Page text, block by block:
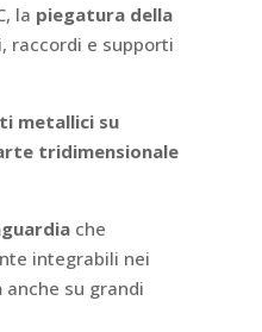
la piegatura della
raccordi e supporti
metallici su
tridimensionale
che
integrabili nei
anche su grandi